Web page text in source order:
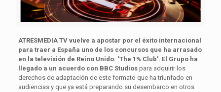
ATRESMEDIA TV vuelve a apostar por el éxito internacional
para traer a España uno de los concursos que ha arrasado
en la televisión de Reino Unido: ‘The 1% Club’. El Grupo ha
llegado a un acuerdo con BBC Studios para adquirir los
derechos de adaptación de este formato que ha triunfado en
audiencias y que ya está preparando su desembarco en otros